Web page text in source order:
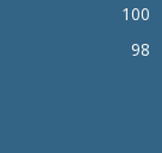
100
98